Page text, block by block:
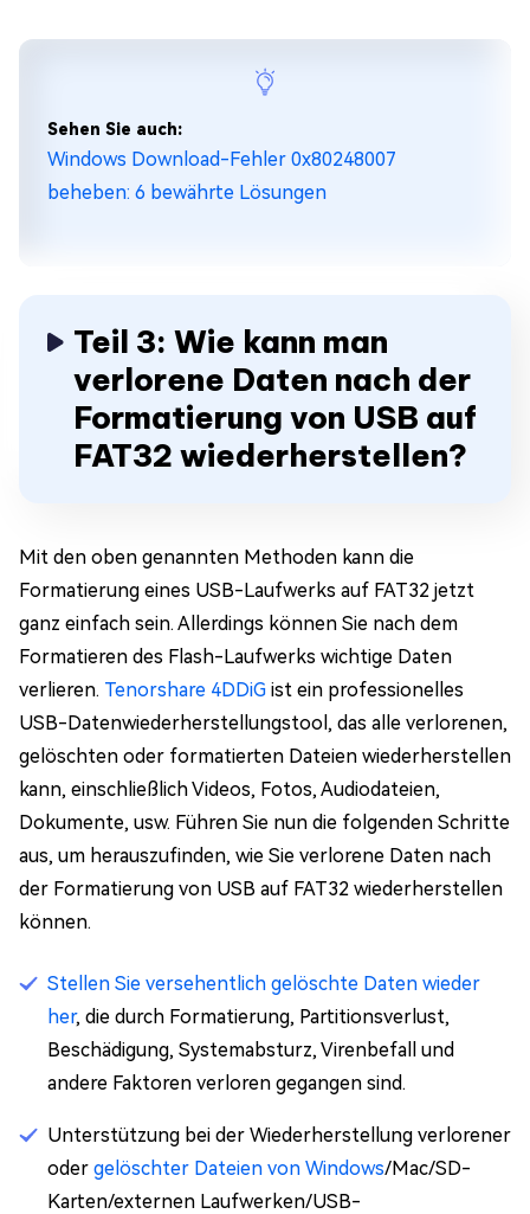
Sehen Sie auch:
Windows Download-Fehler 0x80248007
beheben: 6 bewährte Lösungen
Teil 3: Wie kann man
verlorene Daten nach der
Formatierung von USB auf
FAT32 wiederherstellen?
Mit den oben genannten Methoden kann die
Formatierung eines USB-Laufwerks auf FAT32 jetzt
ganz einfach sein. Allerdings können Sie nach dem
Formatieren des Flash-Laufwerks wichtige Daten
verlieren. Tenorshare 4DDiG ist ein professionelles
USB-Datenwiederherstellungstool, das alle verlorenen,
gelöschten oder formatierten Dateien wiederherstellen
kann, einschließlich Videos, Fotos, Audiodateien,
Dokumente, usw. Führen Sie nun die folgenden Schritte
aus, um herauszufinden, wie Sie verlorene Daten nach
der Formatierung von USB auf FAT32 wiederherstellen
können.
Stellen Sie versehentlich gelöschte Daten wieder
her, die durch Formatierung, Partitionsverlust,
Beschädigung, Systemabsturz, Virenbefall und
andere Faktoren verloren gegangen sind.
Unterstützung bei der Wiederherstellung verlorener
oder gelöschter Dateien von Windows/Mac/SD-
Karten/externen Laufwerken/USB-